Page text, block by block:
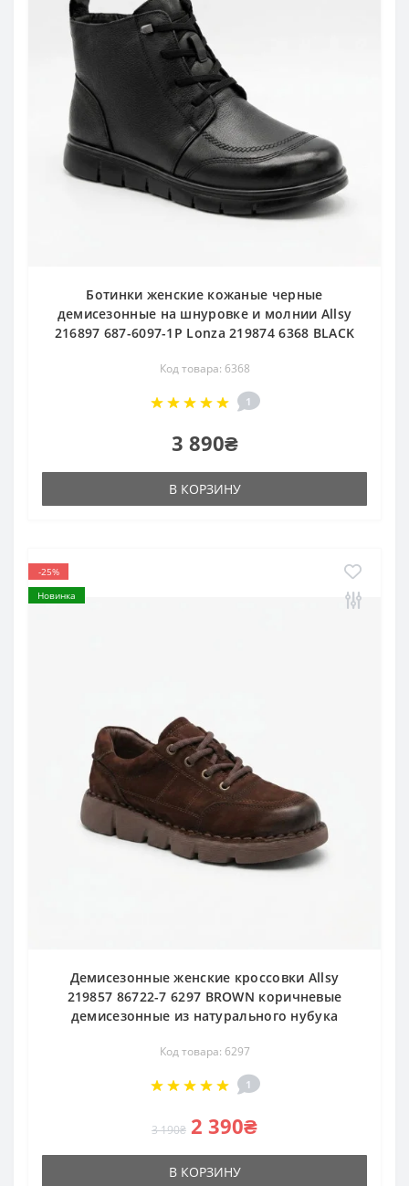
Ботинки женские кожаные черные
демисезонные на шнуровке и молнии Allsy
216897 687-6097-1P Lonza 219874 6368 BLACK
Код товара: 6368
1
3 890₴
В КОРЗИНУ
-25%
Новинка
Демисезонные женские кроссовки Allsy
219857 86722-7 6297 BROWN коричневые
демисезонные из натурального нубука
Код товара: 6297
1
3 190₴ 2 390₴
В КОРЗИНУ